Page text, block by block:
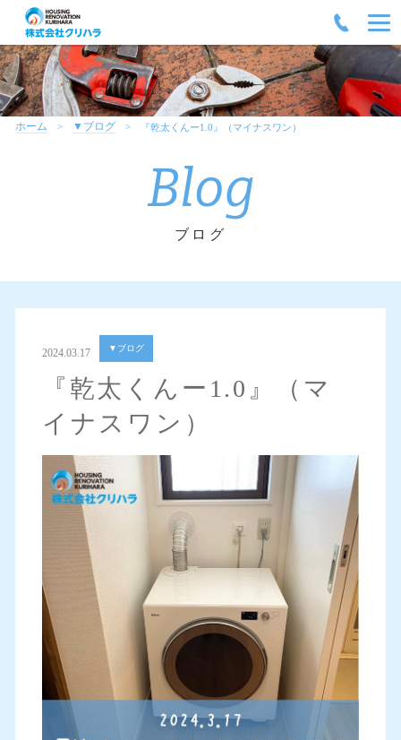
ホーム ▼ブログ 『乾太くんー1.0』（マイナスワン）
Blog
ブログ
2024.03.17 ▼ブログ
『乾太くんー1.0』（マ
イナスワン）